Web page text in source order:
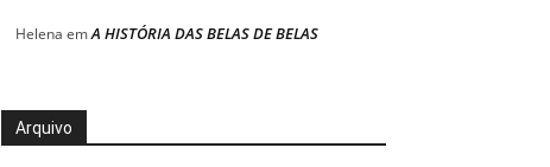
Helena emA HISTÓRIA DAS BELAS DE BELAS
Arquivo